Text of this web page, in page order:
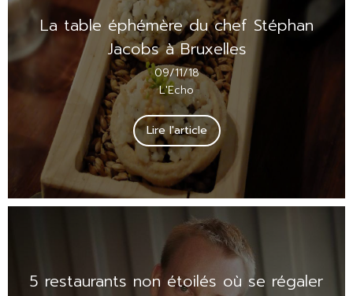
La table éphémère du chef Stéphan
Jacobs à Bruxelles
09/11/18
L'Echo
Lire l'article
5 restaurants non étoilés où se régaler